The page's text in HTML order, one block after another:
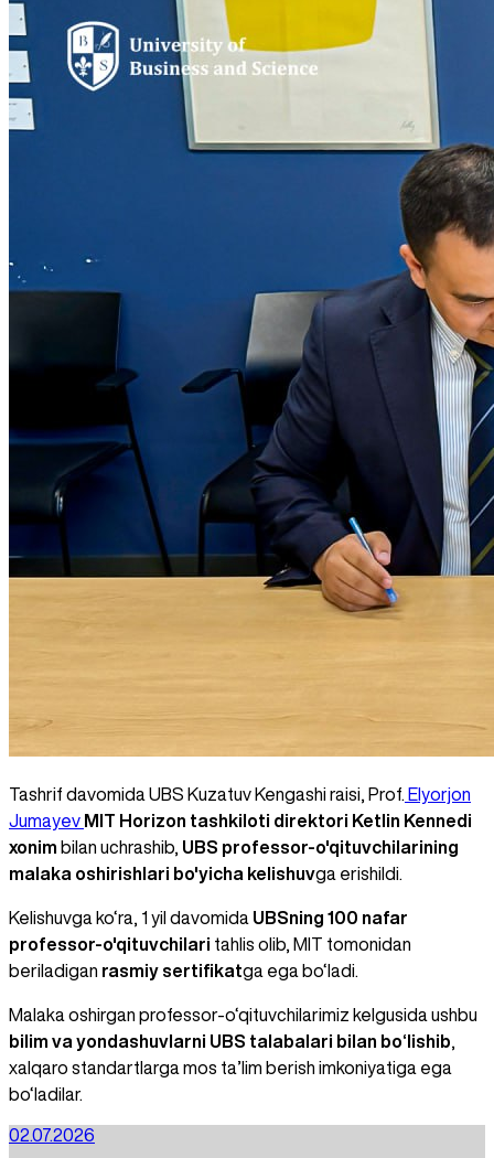
Tashrif davomida UBS Kuzatuv Kengashi raisi, Prof. Elyorjon
Jumayev MIT Horizon tashkiloti direktori Ketlin Kennedi
xonim bilan uchrashib, UBS professor-o'qituvchilarining
malaka oshirishlari bo'yicha kelishuvga erishildi.
Kelishuvga ko‘ra, 1 yil davomida UBSning 100 nafar
professor-o'qituvchilari tahlis olib, MIT tomonidan
beriladigan rasmiy sertifikatga ega bo‘ladi.
Malaka oshirgan professor-o‘qituvchilarimiz kelgusida ushbu
bilim va yondashuvlarni UBS talabalari bilan bo‘lishib
xalqaro standartlarga mos ta’lim berish imkoniyatiga ega
bo‘ladilar.
02.07.2026